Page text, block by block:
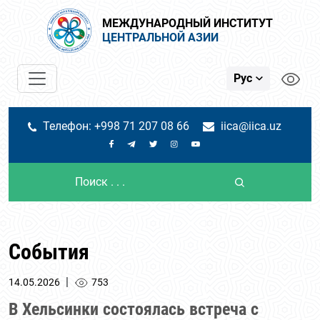
МЕЖДУНАРОДНЫЙ ИНСТИТУТ
ЦЕНТРАЛЬНОЙ АЗИИ
Рус
Телефон: +998 71 207 08 66 iica@iica.uz
События
14.05.2026 | 753
В Хельсинки состоялась встреча с